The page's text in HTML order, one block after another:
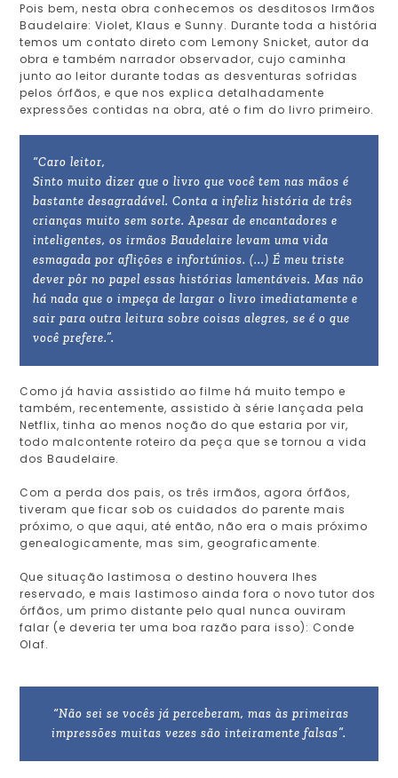
Pois bem, nesta obra conhecemos os desditosos Irmãos
Baudelaire: Violet, Klaus e Sunny. Durante toda a história
temos um contato direto com Lemony Snicket, autor da
obra e também narrador observador, cujo caminha
junto ao leitor durante todas as desventuras sofridas
pelos órfãos, e que nos explica detalhadamente
expressões contidas na obra, até o fim do livro primeiro.
“Caro leitor,
Sinto muito dizer que o livro que você tem nas mãos é
bastante desagradável. Conta a infeliz história de três
crianças muito sem sorte. Apesar de encantadores e
inteligentes, os irmãos Baudelaire levam uma vida
esmagada por aflições e infortúnios. (...) É meu triste
dever pôr no papel essas histórias lamentáveis. Mas não
há nada que o impeça de largar o livro imediatamente e
sair para outra leitura sobre coisas alegres, se é o que
você prefere.”.
Como já havia assistido ao filme há muito tempo e
também, recentemente, assistido à série lançada pela
Netflix, tinha ao menos noção do que estaria por vir,
todo malcontente roteiro da peça que se tornou a vida
dos Baudelaire.
Com a perda dos pais, os três irmãos, agora órfãos,
tiveram que ficar sob os cuidados do parente mais
próximo, o que aqui, até então, não era o mais próximo
genealogicamente, mas sim, geograficamente.
Que situação lastimosa o destino houvera lhes
reservado, e mais lastimoso ainda fora o novo tutor dos
órfãos, um primo distante pelo qual nunca ouviram
falar (e deveria ter uma boa razão para isso): Conde
Olaf.
“Não sei se vocês já perceberam, mas às primeiras
impressões muitas vezes são inteiramente falsas”.